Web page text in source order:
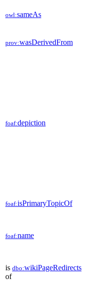
owl:sameAs
prov:wasDerivedFrom
foaf:depiction
foaf:isPrimaryTopicOf
foaf:name
is dbo:wikiPageRedirects
of